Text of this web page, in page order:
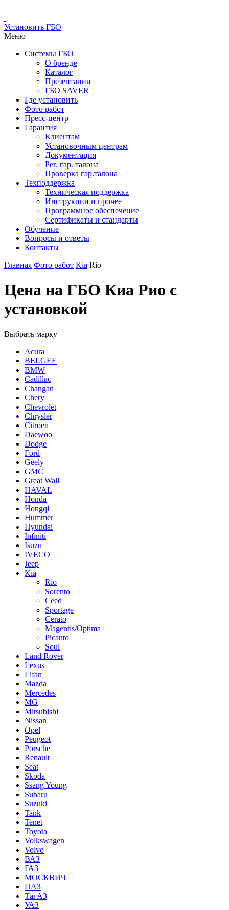
Установить ГБО
Меню
Системы ГБО
О бренде
Каталог
Презентации
ГБО SAVER
Где установить
Фото работ
Пресс-центр
Гарантия
Клиентам
Установочным центрам
Документация
Рег. гар. талона
Проверка гар.талона
Техподдержка
Техническая поддержка
Инструкции и прочее
Программное обеспечение
Сертификаты и стандарты
Обучение
Вопросы и ответы
Контакты
Главная Фото работ Kia Rio
Цена на ГБО Киа Рио с
установкой
Выбрать марку
Acura
BELGEE
BMW
Cadillac
Changan
Chery
Chevrolet
Chrysler
Citroen
Daewoo
Dodge
Ford
Geely
GMC
Great Wall
HAVAL
Honda
Hongqi
Hummer
Hyundai
Infiniti
Isuzu
IVECO
Jeep
Kia
Rio
Sorento
Ceed
Sportage
Cerato
Magentis/Optima
Picanto
Soul
Land Rover
Lexus
Lifan
Mazda
Mercedes
MG
Mitsubishi
Nissan
Opel
Peugeot
Porsche
Renault
Seat
Skoda
Ssang Young
Subaru
Suzuki
Tank
Tenet
Toyota
Volkswagen
Volvo
ВАЗ
ГАЗ
МОСКВИЧ
ПАЗ
ТагАЗ
УАЗ